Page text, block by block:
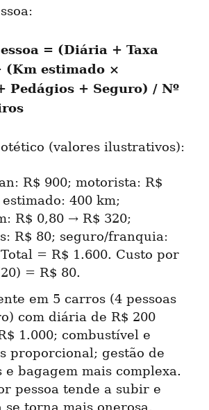
= (Diária + Taxa
(Km estimado ×
Pedágios + Seguro) / Nº
(valores ilustrativos):
R$ 900; motorista: R$
400 km;
R$ 0,80 → R$ 320;
R$ 80; seguro/franquia:
= R$ 1.600. Custo por
= R$ 80.
em 5 carros (4 pessoas
com diária de R$ 200
1.000; combustível e
proporcional; gestão de
e bagagem mais complexa.
pessoa tende a subir e